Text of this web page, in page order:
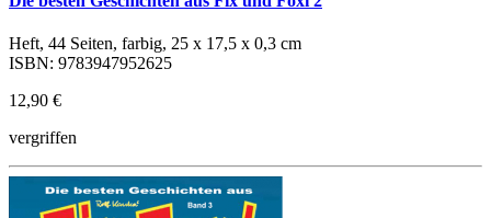
Heft, 44 Seiten, farbig, 25 x 17,5 x 0,3 cm
ISBN: 9783947952625
12,90 €
vergriffen